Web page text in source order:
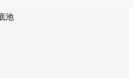
池